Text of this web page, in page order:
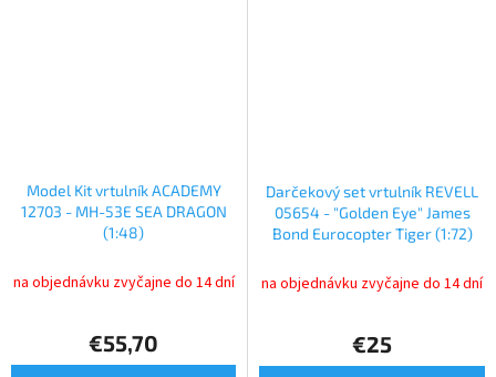
Model Kit vrtulník ACADEMY
12703 - MH-53E SEA DRAGON
(1:48)
na objednávku zvyčajne do 14 dní
€55,70
Darčekový set vrtulník REVELL
05654 - "Golden Eye" James
Bond Eurocopter Tiger (1:72)
na objednávku zvyčajne do 14 dní
€25